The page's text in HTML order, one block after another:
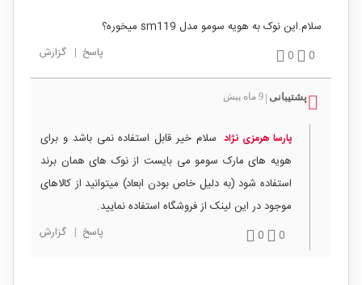
سلام.این نوک به هویه سومو مدل sm119 میخوره؟
0
0 پاسخ | گزارش
پشتیبانی 9 ماه پیش
پارسا هرمزی نژاد سلام خیر قابل استفاده نمی باشد و برای
هویه های مارک سومو می بایست از نوک های همان برند
استفاده شود (به دلیل خاص بودن ابعاد) میتوانید از کالاهای
موجود در این لینک از فروشگاه استفاده نمایید.
0
0 پاسخ | گزارش